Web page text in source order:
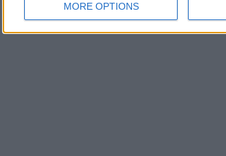
MORE OPTIONS